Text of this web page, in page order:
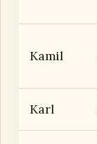
Kamil
Karl